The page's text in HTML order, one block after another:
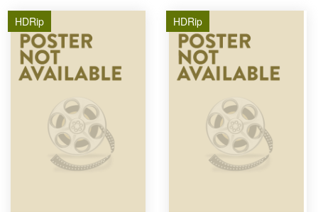
HDRip HDRip